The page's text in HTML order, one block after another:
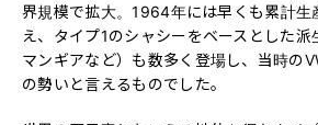
界規模で拡大。1964年には早くも累計生
え、タイプ1のシャシーをベースとした
マンギアなど）も数多く登場し、当時の
の勢いと言えるものでした。